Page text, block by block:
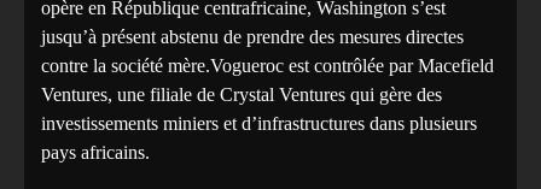
opère en République centrafricaine, Washington s’est
jusqu’à présent abstenu de prendre des mesures directes
contre la société mère.Vogueroc est contrôlée par Macefield
Ventures, une filiale de Crystal Ventures qui gère des
investissements miniers et d’infrastructures dans plusieurs
pays africains.